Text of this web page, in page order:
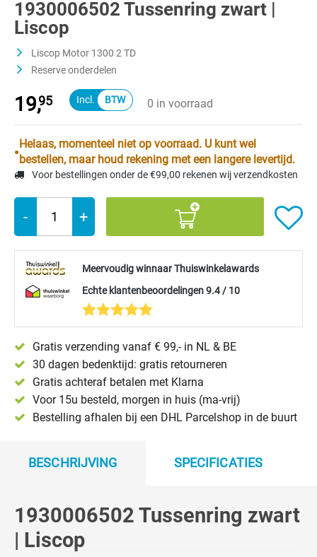
1930006502 Tussenring zwart |
Liscop
Liscop Motor 1300 2 TD
Reserve onderdelen
19,95 0 in voorraad
Helaas, momenteel niet op voorraad. U kunt wel
bestellen, maar houd rekening met een langere levertijd.
Voor bestellingen onder de €99,00 rekenen wij verzendkosten
- +
Meervoudig winnaar Thuiswinkelawards
Echte klantenbeoordelingen 9.4 / 10
Gratis verzending vanaf € 99,- in NL & BE
30 dagen bedenktijd: gratis retourneren
Gratis achteraf betalen met Klarna
Voor 15u besteld, morgen in huis (ma-vrij)
Bestelling afhalen bij een DHL Parcelshop in de buurt
BESCHRIJVING SPECIFICATIES
1930006502 Tussenring zwart
| Liscop